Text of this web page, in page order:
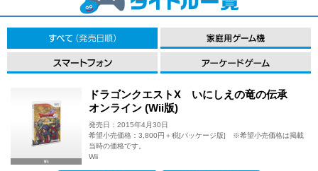
すべて（発売日順）
スマートフォン
ドラゴンクエストX いにしえの竜の伝承
オンライン (Wii版)
発売日：2015年4月30日
希望小売価格：3,800円＋税[パッケージ版] ※希望小売価格は掲載
当時の価格です。
Wii